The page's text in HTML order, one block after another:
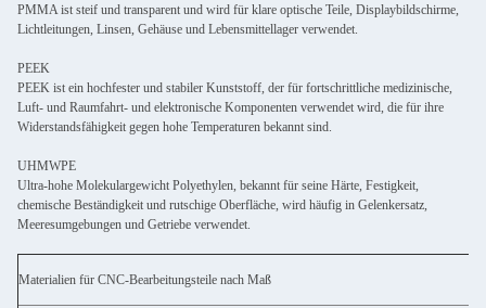
PMMA ist steif und transparent und wird für klare optische Teile, Displaybildschirme,
Lichtleitungen, Linsen, Gehäuse und Lebensmittellager verwendet.
PEEK
PEEK ist ein hochfester und stabiler Kunststoff, der für fortschrittliche medizinische,
Luft- und Raumfahrt- und elektronische Komponenten verwendet wird, die für ihre
Widerstandsfähigkeit gegen hohe Temperaturen bekannt sind.
UHMWPE
Ultra-hohe Molekulargewicht Polyethylen, bekannt für seine Härte, Festigkeit,
chemische Beständigkeit und rutschige Oberfläche, wird häufig in Gelenkersatz,
Meeresumgebungen und Getriebe verwendet.
Materialien für CNC-Bearbeitungsteile nach Maß